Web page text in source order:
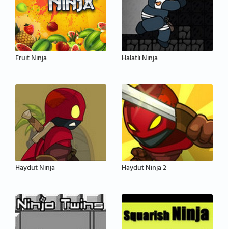
Fruit Ninja Halatlı Ninja
Haydut Ninja Haydut Ninja 2